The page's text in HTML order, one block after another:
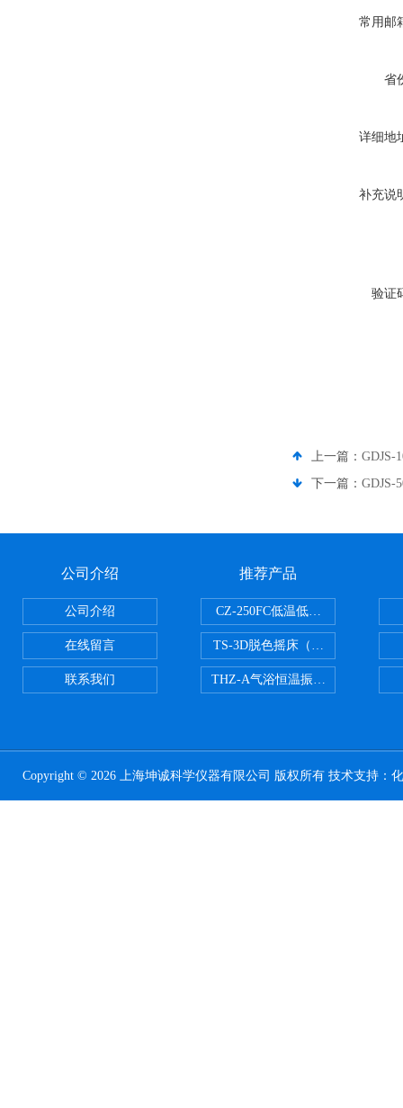
常用邮
省
详细地
补充说
验证
上一篇： GDJS-
下一篇： GDJS-
公司介绍
公司介绍
在线留言
联系我们
推荐产品
CZ-250FC低温低湿种子储藏柜
TS-3D脱色摇床（三维运动）
THZ-A气浴恒温振荡器
Copyright © 2026 上海坤诚科学仪器有限公司 版权所有 技术支持：